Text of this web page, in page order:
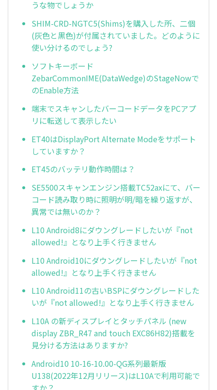
うな物でしょうか
SHIM-CRD-NGTC5(Shims)を購入した所、二個
(灰色と黒色)が付属されていました。どのように
使い分けるのでしょう?
ソフトキーボード
ZebarCommonIME(DataWedge)のStageNowで
のEnable方法
端末でスキャンしたバーコードデータをPCアプ
リに転送して表示したい
ET40はDisplayPort Alternate Modeをサポート
していますか？
ET45のバッテリ動作時間は？
SE5500スキャンエンジン搭載TC52axにて、バー
コード読み取り時に照明が明/暗を繰り返すが、
異常では無いのか？
L10 Android8にダウングレードしたいが『not
allowed!』となり上手く行きません
L10 Android10にダウングレードしたいが『not
allowed!』となり上手く行きません
L10 Android11の古いBSPにダウングレードした
いが『not allowed!』となり上手く行きません
L10A の新ディスプレイとタッチパネル (new
display ZBR_R47 and touch EXC86H82)搭載を
見分ける方法はありますか?
Android10 10-16-10.00-QG系列最新版
U138(2022年12月リリース)はL10Aで利用可能で
すか？